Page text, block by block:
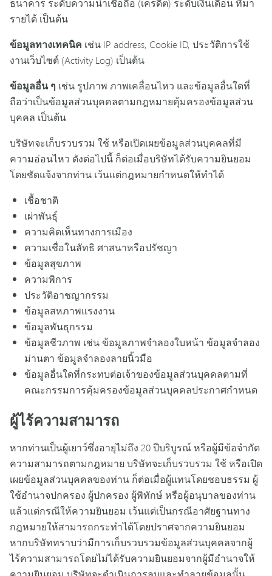
รายได้ เป็นต้น
ข้อมูลทางเทคนิค เช่น IP address, Cookie ID, ประวัติการใช้
งานเว็บไซต์ (Activity Log) เป็นต้น
ข้อมูลอื่น ๆ เช่น รูปภาพ ภาพเคลื่อนไหว และข้อมูลอื่นใดที่
ถือว่าเป็นข้อมูลส่วนบุคคลตามกฎหมายคุ้มครองข้อมูลส่วน
บุคคล เป็นต้น
บริษัทจะเก็บรวบรวม ใช้ หรือเปิดเผยข้อมูลส่วนบุคคลที่มี
ความอ่อนไหว ดังต่อไปนี้ ก็ต่อเมื่อบริษัทได้รับความยินยอม
โดยชัดแจ้งจากท่าน เว้นแต่กฎหมายกำหนดให้ทำได้
เชื้อชาติ
เผ่าพันธุ์
ความคิดเห็นทางการเมือง
ความเชื่อในลัทธิ ศาสนาหรือปรัชญา
ข้อมูลสุขภาพ
ความพิการ
ประวัติอาชญากรรม
ข้อมูลสหภาพแรงงาน
ข้อมูลพันธุกรรม
ข้อมูลชีวภาพ เช่น ข้อมูลภาพจำลองใบหน้า ข้อมูลจำลอง
ม่านตา ข้อมูลจำลองลายนิ้วมือ
ข้อมูลอื่นใดที่กระทบต่อเจ้าของข้อมูลส่วนบุคคลตามที่
คณะกรรมการคุ้มครองข้อมูลส่วนบุคคลประกาศกำหนด
ผู้ไร้ความสามารถ
หากท่านเป็นผู้เยาว์ซึ่งอายุไม่ถึง 20 ปีบริบูรณ์ หรือผู้มีข้อจำกัด
ความสามารถตามกฎหมาย บริษัทจะเก็บรวบรวม ใช้ หรือเปิด
เผยข้อมูลส่วนบุคคลของท่าน ก็ต่อเมื่อผู้แทนโดยชอบธรรม ผู้
ใช้อำนาจปกครอง ผู้ปกครอง ผู้พิทักษ์ หรือผู้อนุบาลของท่าน
แล้วแต่กรณีให้ความยินยอม เว้นแต่เป็นกรณีอาศัยฐานทาง
กฎหมายให้สามารถกระทำได้โดยปราศจากความยินยอม
หากบริษัททราบว่ามีการเก็บรวบรวมข้อมูลส่วนบุคคลจากผู้
ไร้ความสามารถโดยไม่ได้รับความยินยอมจากผู้มีอำนาจให้